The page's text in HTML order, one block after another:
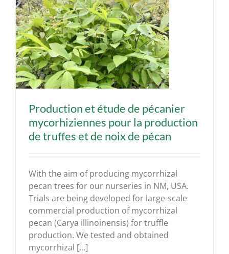
Production et étude de pécanier
mycorhiziennes pour la production
de truffes et de noix de pécan
With the aim of producing mycorrhizal
pecan trees for our nurseries in NM, USA.
Trials are being developed for large-scale
commercial production of mycorrhizal
pecan (Carya illinoinensis) for truffle
production. We tested and obtained
mycorrhizal [...]